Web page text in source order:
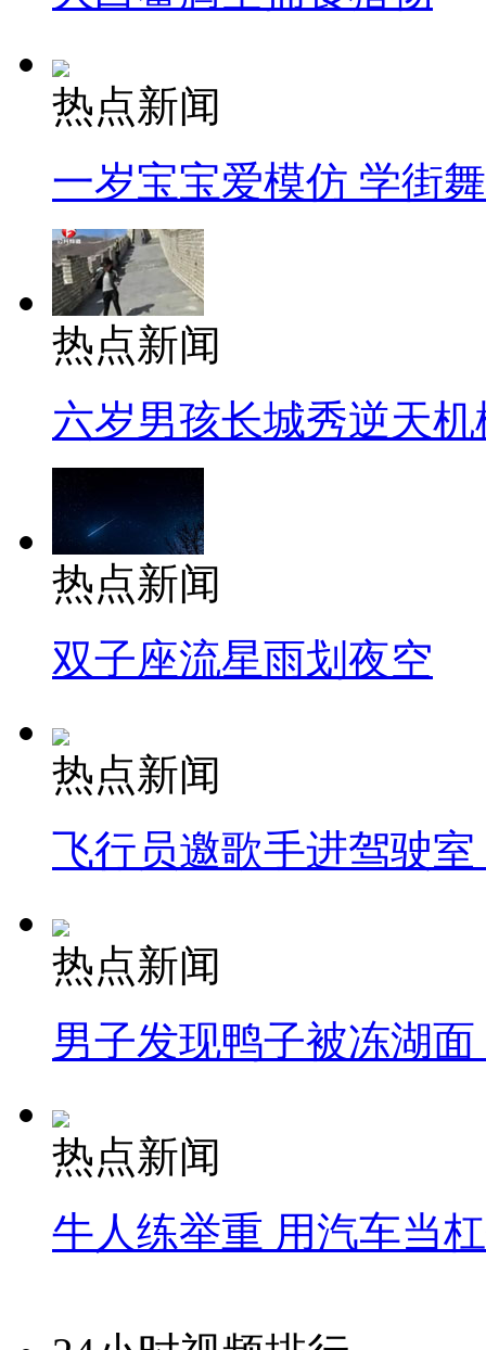
热点新闻
一岁宝宝爱模仿 学街
热点新闻
六岁男孩长城秀逆天机
热点新闻
双子座流星雨划夜空
热点新闻
飞行员邀歌手进驾驶
热点新闻
男子发现鸭子被冻湖
热点新闻
牛人练举重 用汽车当